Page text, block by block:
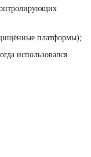
платформы);
использовался